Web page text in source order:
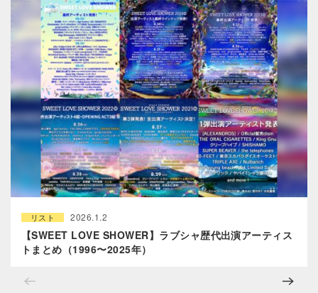
リスト 2026.1.2
【SWEET LOVE SHOWER】ラブシャ歴代出演アーティス
トまとめ（1996〜2025年）